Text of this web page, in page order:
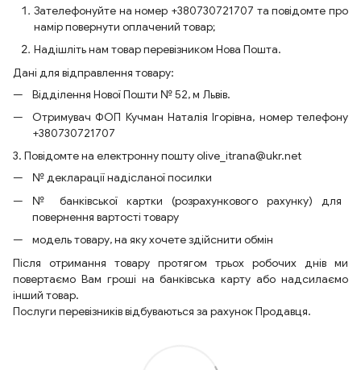
Зателефонуйте на номер +380730721707 та повідомте про
намір повернути оплачений товар;
Надішліть нам товар перевізником Нова Пошта.
Дані для відправлення товару:
Відділення Нової Пошти № 52, м Львів.
Отримувач ФОП Кучман Наталія Ігорівна, номер телефону
+380730721707
3. Повідомте на електронну пошту olive_itrana@ukr.net
№ декларації надісланої посилки
№ банківської картки (розрахункового рахунку) для
повернення вартості товару
модель товару, на яку хочете здійснити обмін
Після отримання товару протягом трьох робочих днів ми
повертаємо Вам гроші на банківська карту або надсилаємо
інший товар.
Послуги перевізників відбуваються за рахунок Продавця.